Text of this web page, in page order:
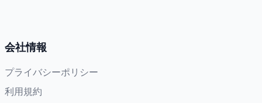
会社情報
プライバシーポリシー
利用規約